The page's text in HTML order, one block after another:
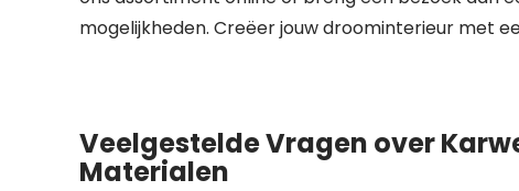
mogelijkheden. Creëer jouw droominterieur met
Veelgestelde Vragen over
Materialen